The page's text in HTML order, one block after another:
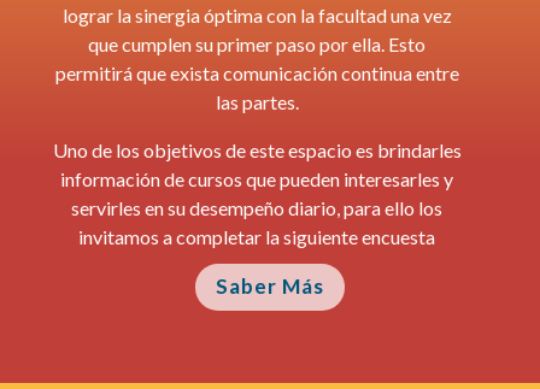
lograr la sinergia óptima con la facultad una vez
que cumplen su primer paso por ella. Esto
permitirá que exista comunicación continua entre
las partes.
Uno de los objetivos de este espacio es brindarles
información de cursos que pueden interesarles y
servirles en su desempeño diario, para ello los
invitamos a completar la siguiente encuesta
Saber Más